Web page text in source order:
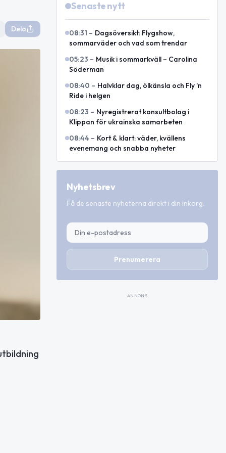
Dela
Senaste nytt
08:31 – Dagsöversikt: Flygshow,
sommarväder och vad som trendar
05:23 – Musik i sommarkväll – Carolina
Söderman
08:40 – Halvklar dag, ölkänsla och Fly 'n
Ride i helgen
08:23 – Nyregistrerat konsultbolag i
Klippan för ukrainska samarbeten
08:44 – Kort & klart: väder, kvällens
evenemang och snabba nyheter
Nyhetsbrev
Få de senaste nyheterna direkt i din inkorg.
Prenumerera
ANNONS